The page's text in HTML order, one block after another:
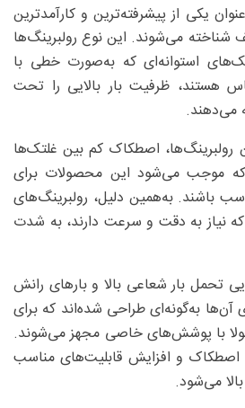
یکی از پیشرفته‌ترین و کارآمدترین
شناخته می‌شوند. این نوع رولبرینگ‌ها
استوانه‌ای که به‌صورت خطی با
هستند، ظرفیت بار بالایی را تحت
می‌دهند.
رولبرینگ‌ها، اصطکاک کم بین غلتک‌ها
موجب می‌شود این محصولات برای
باشند. به‌همین دلیل، رولبرینگ‌های
که نیاز به دقت و سرعت دارند، به شدت
تحمل بار شعاعی بالا و بارهای رانش
آن‌ها به‌گونه‌ای طراحی شده‌اند که برای
با پوشش‌های خاصی مجهز می‌شوند.
و افزایش قابلیت‌های مناسب
می‌شود.